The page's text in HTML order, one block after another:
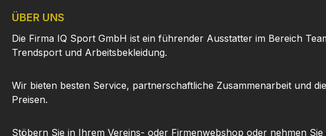
ÜBER UNS
Die Firma IQ Sport GmbH ist ein führender Ausstatter im Bereich
Trendsport und Arbeitsbekleidung.
Wir bieten besten Service, partnerschaftliche Zusammenarbeit und
Preisen.
Stöbern Sie in Ihrem Vereins- oder Firmenwebshop oder nehmen